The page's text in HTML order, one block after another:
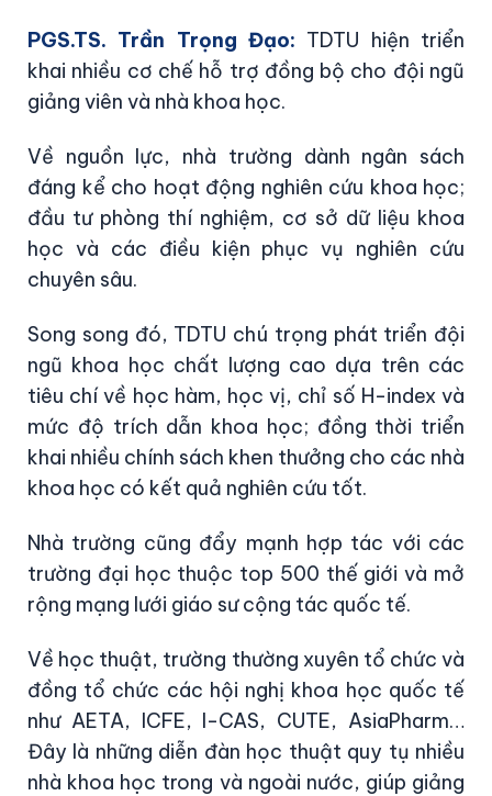
PGS.TS. Trần Trọng Đạo: TDTU hiện triển
khai nhiều cơ chế hỗ trợ đồng bộ cho đội ngũ
giảng viên và nhà khoa học.
Về nguồn lực, nhà trường dành ngân sách
đáng kể cho hoạt động nghiên cứu khoa học;
đầu tư phòng thí nghiệm, cơ sở dữ liệu khoa
học và các điều kiện phục vụ nghiên cứu
chuyên sâu.
Song song đó, TDTU chú trọng phát triển đội
ngũ khoa học chất lượng cao dựa trên các
tiêu chí về học hàm, học vị, chỉ số H-index và
mức độ trích dẫn khoa học; đồng thời triển
khai nhiều chính sách khen thưởng cho các nhà
khoa học có kết quả nghiên cứu tốt.
Nhà trường cũng đẩy mạnh hợp tác với các
trường đại học thuộc top 500 thế giới và mở
rộng mạng lưới giáo sư cộng tác quốc tế.
Về học thuật, trường thường xuyên tổ chức và
đồng tổ chức các hội nghị khoa học quốc tế
như AETA, ICFE, I-CAS, CUTE, AsiaPharm…
Đây là những diễn đàn học thuật quy tụ nhiều
nhà khoa học trong và ngoài nước, giúp giảng